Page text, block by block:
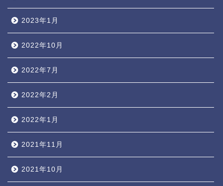
2023年1月
2022年10月
2022年7月
2022年2月
2022年1月
2021年11月
2021年10月